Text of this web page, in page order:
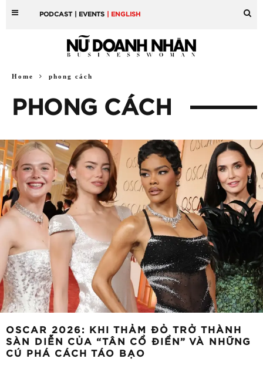
PODCAST | EVENTS | ENGLISH
Home phong cách
PHONG CÁCH
OSCAR 2026: KHI THẢM ĐỎ TRỞ THÀNH
SÀN DIỄN CỦA “TÂN CỔ ĐIỂN” VÀ NHỮNG
CÚ PHÁ CÁCH TÁO BẠO